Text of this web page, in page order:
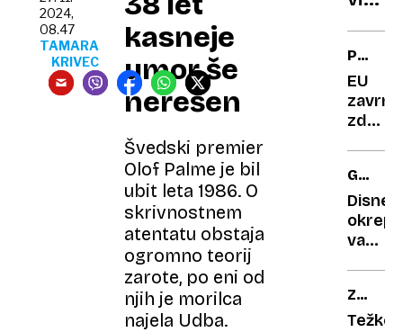
kasneje
umor še
nerešen
Švedski premier
Olof Palme je bil
ubit leta 1986. O
skrivnostnem
atentatu obstaja
ogromno teorij
zarote, po eni od
njih je morilca
najela Udba.
2024,
08.47
TAMARA
KRIVEC
EU
za
GAL
GADOT
Disney
okrepil
potem
ko je
Težke